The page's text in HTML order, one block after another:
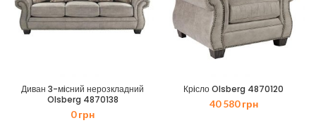
Диван 3-мiсний нерозкладний
Olsberg 4870138
0грн
Крiсло Olsberg 4870120
40 580грн